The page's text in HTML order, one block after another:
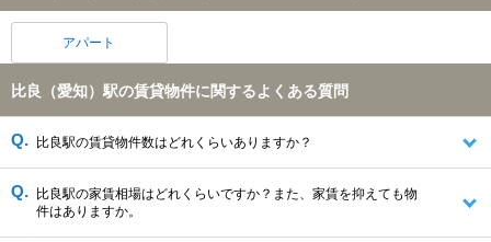
アパート
比良（愛知）駅の賃貸物件に関するよくある質問
比良駅の賃貸物件数はどれくらいありますか？
比良駅の家賃相場はどれくらいですか？また、家賃を抑えても物
件はありますか。